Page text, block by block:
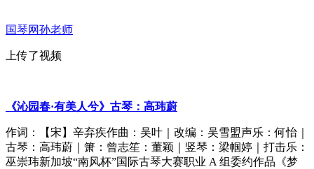
国琴网孙老师
上传了视频
《沁园春·有美人兮》古琴：高玮蔚
作词：【宋】辛弃疾作曲：吴叶｜改编：吴雪盟声乐：何怡｜
古琴：高玮蔚｜箫：曾志笙：董颖｜竖琴：梁帼婷｜打击乐：
巫崇玮新加坡“南风杯”国际古琴大赛职业 A 组委约作品《梦